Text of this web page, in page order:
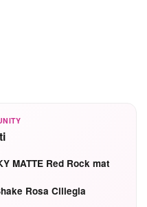
MATTE Red Rock mat
Rosa Ciliegia